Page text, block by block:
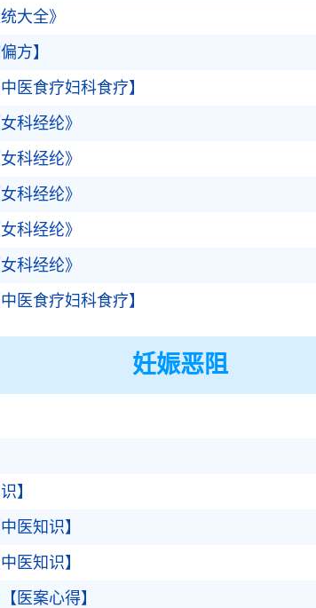
大全》
方】
医食疗妇科食疗】
科经纶》
科经纶》
科经纶》
科经纶》
科经纶》
医食疗妇科食疗】
妊娠恶阻
】
医知识】
医知识】
医案心得】